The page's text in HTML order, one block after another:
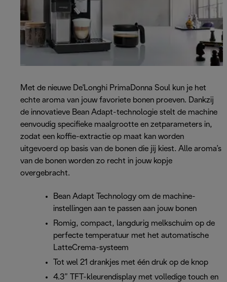
Met de nieuwe De'Longhi PrimaDonna Soul kun je het
echte aroma van jouw favoriete bonen proeven. Dankzij
de innovatieve Bean Adapt-technologie stelt de machine
eenvoudig specifieke maalgrootte en zetparameters in,
zodat een koffie-extractie op maat kan worden
uitgevoerd op basis van de bonen die jij kiest. Alle aroma’s
van de bonen worden zo recht in jouw kopje
overgebracht.
Bean Adapt Technology om de machine-
instellingen aan te passen aan jouw bonen
Romig, compact, langdurig melkschuim op de
perfecte temperatuur met het automatische
LatteCrema-systeem
Tot wel 21 drankjes met één druk op de knop
4.3” TFT-kleurendisplay met volledige touch en